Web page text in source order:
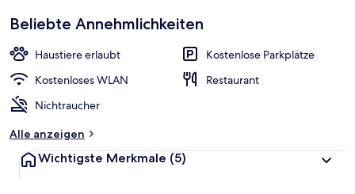
Beliebte Annehmlichkeiten
Haustiere erlaubt
Kostenlose Parkplätze
Kostenloses WLAN
Restaurant
Nichtraucher
Alle anzeigen
Wichtigste Merkmale (5)